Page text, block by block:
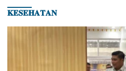
𝐊𝐄𝐒𝐄𝐇𝐀𝐓𝐀𝐍